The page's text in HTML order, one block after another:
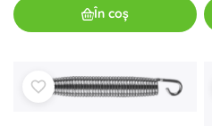
În coș